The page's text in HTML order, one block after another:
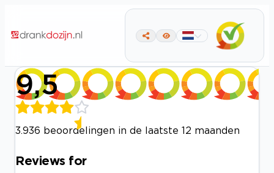
9,5
3.936 beoordelingen in de laatste 12 maanden
Reviews for